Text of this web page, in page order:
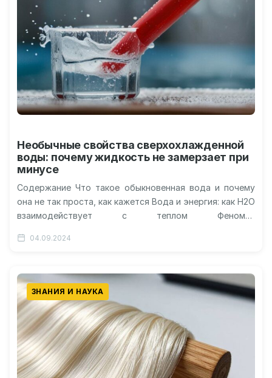
Необычные свойства сверхохлажденной
воды: почему жидкость не замерзает при
минусе
Содержание Что такое обыкновенная вода и почему
она не так проста, как кажется Вода и энергия: как H2O
взаимодействует с теплом Феномен
04.09.2024
ЗНАНИЯ И НАУКА